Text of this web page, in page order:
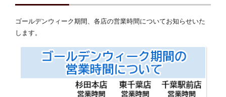
ゴールデンウィーク期間、各店の営業時間についてお知らせいた
します。